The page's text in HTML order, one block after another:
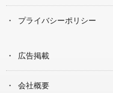
プライバシーポリシー
広告掲載
会社概要